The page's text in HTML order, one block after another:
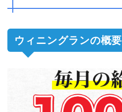
ウィニングランの概要